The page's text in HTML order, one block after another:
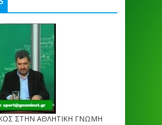
ΣΤΗΝ ΑΘΛΗΤΙΚΗ ΓΝΩΜΗ